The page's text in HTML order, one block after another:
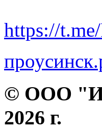
https://
© ООО
2026 г.